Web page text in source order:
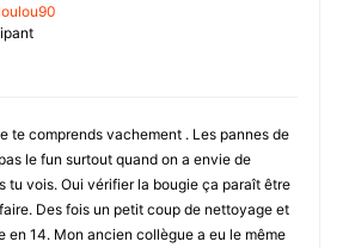
te comprends vachement . Les pannes de
le fun surtout quand on a envie de
tu vois. Oui vérifier la bougie ça paraît être
Des fois un petit coup de nettoyage et
en 14. Mon ancien collègue a eu le même